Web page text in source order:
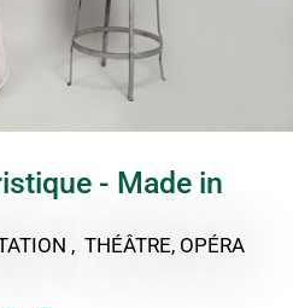
- Made in
, THÉÂTRE, OPÉRA